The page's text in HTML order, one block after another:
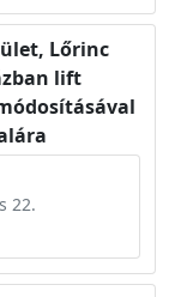
Lőrinc
lift
22.